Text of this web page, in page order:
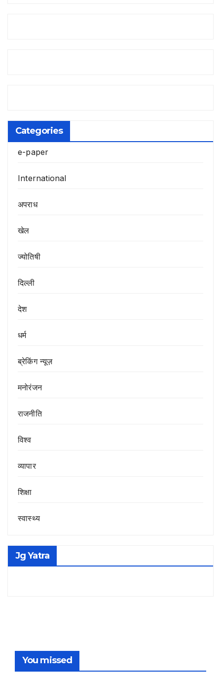
Categories
e-paper
International
अपराध
खेल
ज्योतिषी
दिल्ली
देश
धर्म
ब्रेकिंग न्यूज़
मनोरंजन
राजनीति
विश्व
व्यापार
शिक्षा
स्वास्थ्य
Jg Yatra
You missed